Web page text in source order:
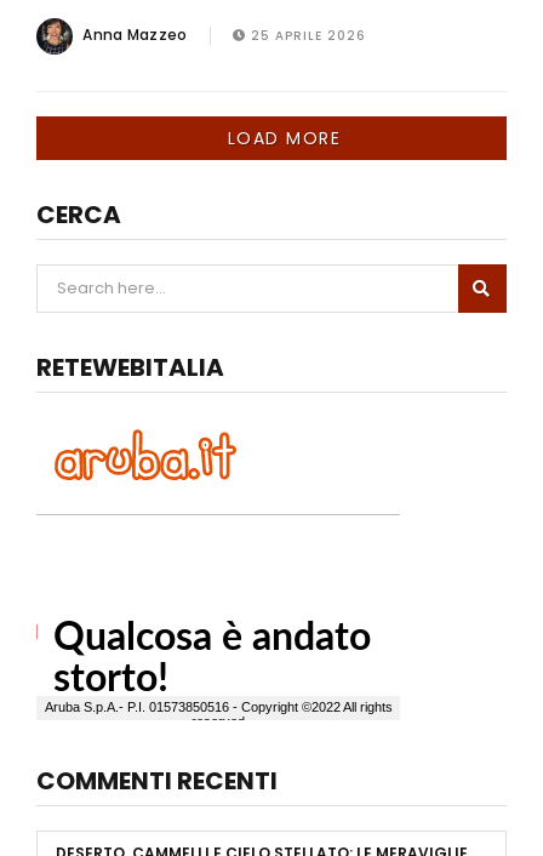
Anna Mazzeo 25 APRILE 2026
LOAD MORE
CERCA
RETEWEBITALIA
COMMENTI RECENTI